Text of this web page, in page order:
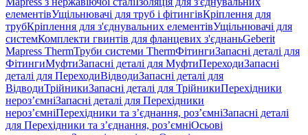
елементівУщільнювачі для труб і фітингівКріплення для
трубКріплення для з'єднувальних елементівУщільнювачі для
системКомплекти гвинтів для фланцевих з'єднаньGeberit
Mapress ThermТруби системи ThermФітингиЗапасні деталі для
ФітингиМуфтиЗапасні деталі для МуфтиПереходиЗапасні
деталі для ПереходиВідводиЗапасні деталі для
ВідводиТрійникиЗапасні деталі для ТрійникиПерехідники
нероз’ємніЗапасні деталі для Перехідники
нероз’ємніПерехідники та з’єднання, роз’ємніЗапасні деталі
для Перехідники та з’єднання, роз’ємніОсьові